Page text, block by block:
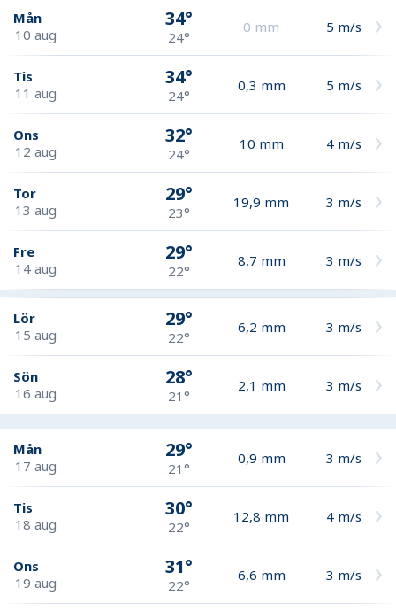
Mån
10 aug
34°
24°
0 mm 5 m/s
Tis
11 aug
34°
24°
0,3 mm 5 m/s
Ons
12 aug
32°
24°
10 mm 4 m/s
Tor
13 aug
29°
23°
19,9 mm 3 m/s
Fre
14 aug
29°
22°
8,7 mm 3 m/s
Lör
15 aug
29°
22°
6,2 mm 3 m/s
Sön
16 aug
28°
21°
2,1 mm 3 m/s
Mån
17 aug
29°
21°
0,9 mm 3 m/s
Tis
18 aug
30°
22°
12,8 mm 4 m/s
Ons
19 aug
31°
22°
6,6 mm 3 m/s